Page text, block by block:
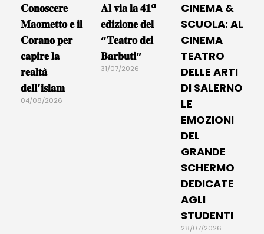
𝐂𝐨𝐧𝐨𝐬𝐜𝐞𝐫𝐞
𝐌𝐚𝐨𝐦𝐞𝐭𝐭𝐨 𝐞 𝐢𝐥
𝐂𝐨𝐫𝐚𝐧𝐨 𝐩𝐞𝐫
𝐜𝐚𝐩𝐢𝐫𝐞 𝐥𝐚
𝐫𝐞𝐚𝐥𝐭𝐚̀
𝐝𝐞𝐥𝐥’𝐢𝐬𝐥𝐚𝐦
04/08/2026
𝐀𝐥 𝐯𝐢𝐚 𝐥𝐚 𝟒𝟏ª
𝐞𝐝𝐢𝐳𝐢𝐨𝐧𝐞 𝐝𝐞𝐥
“𝐓𝐞𝐚𝐭𝐫𝐨 𝐝𝐞𝐢
𝐁𝐚𝐫𝐛𝐮𝐭𝐢”
31/07/2026
CINEMA &
SCUOLA: AL
CINEMA
TEATRO
DELLE ARTI
DI SALERNO
LE
EMOZIONI
DEL
GRANDE
SCHERMO
DEDICATE
AGLI
STUDENTI
28/07/2026